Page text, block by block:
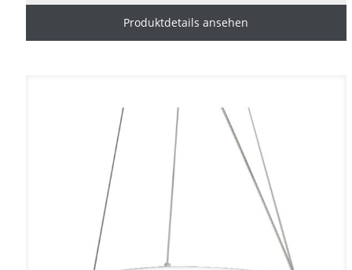
Produktdetails ansehen